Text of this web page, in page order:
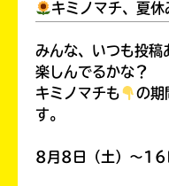
キミノマチ、夏
みんな、いつも投
楽しんでるかな？
キミノマチも
の期
す。
8月8日（土）～16